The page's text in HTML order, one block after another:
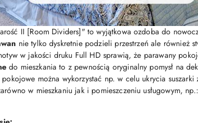
II [Room Dividers]" to wyjątkowa ozdoba do
nie tylko dyskretnie podzieli przestrzeń ale również
w jakości druku Full HD sprawią, że parawany
do mieszkania to z pewnością oryginalny pomysł na
można wykorzystać np. w celu ukrycia
w mieszkaniu jak i pomieszczeniu usługowym,